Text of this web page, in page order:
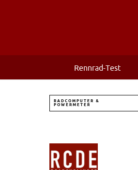
Rennrad-Test
RADCOMPUTER &
POWERMETER